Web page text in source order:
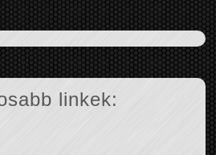
linkek: